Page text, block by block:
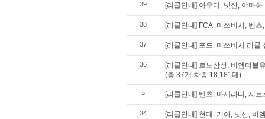
39 [리콜안내] 아우디, 닛산, 야마
38 [리콜안내] FCA, 미쓰비시, 벤
37 [리콜안내] 포드, 미쓰비시 리
36
[리콜안내] 르노삼성, 비엠더블
(총 37개 차종 18,181대)
» [리콜안내] 벤츠, 마세라티, 시
34
[리콜안내] 현대, 기아, 닛산, 비